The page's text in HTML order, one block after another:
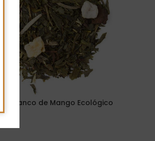
y Blanco de Mango Ecológico